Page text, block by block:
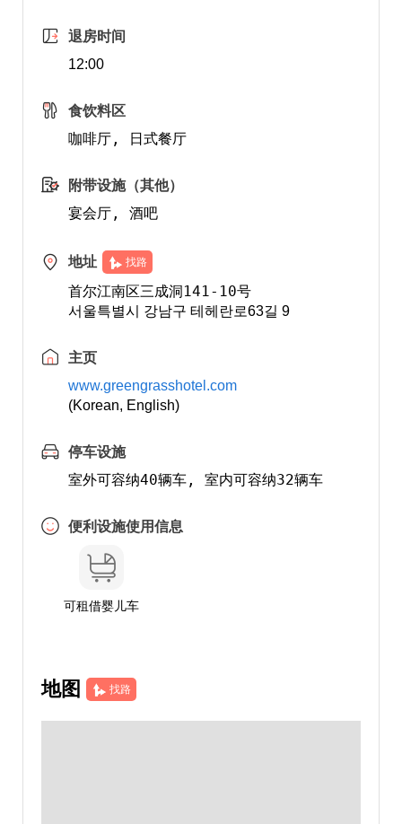
退房时间
12:00
食饮料区
咖啡厅, 日式餐厅
附带设施（其他）
宴会厅, 酒吧
地址 找路
首尔江南区三成洞141-10号
서울특별시 강남구 테헤란로63길 9
主页
www.greengrasshotel.com
(Korean, English)
停车设施
便利设施使用信息
可租借婴儿车
地图 找路